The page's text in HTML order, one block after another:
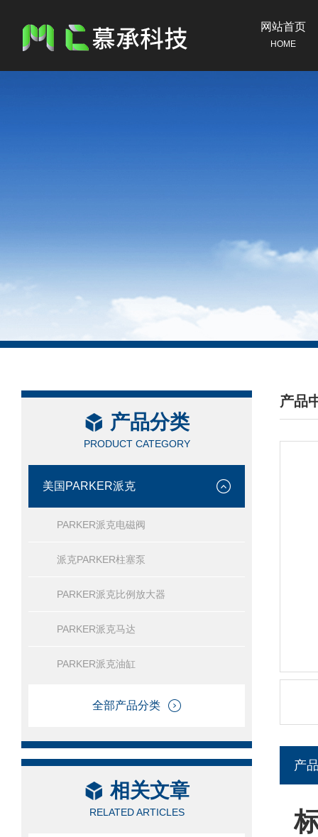
网站首页
HOME
产品分类
PRODUCT CATEGORY
美国PARKER派克
PARKER派克电磁阀
派克PARKER柱塞泵
PARKER派克比例放大器
PARKER派克马达
PARKER派克油缸
全部产品分类
相关文章
RELATED ARTICLES
产品
/
产